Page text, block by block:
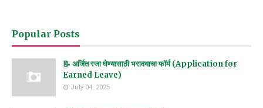
Popular Posts
📝 अर्जित रजा घेण्यासाठी भरावयाचा फॉर्म (Application for
Earned Leave)
July 04, 2025